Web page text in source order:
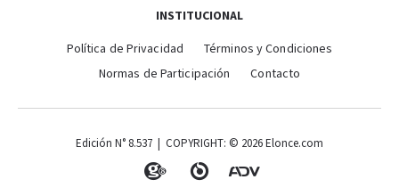
INSTITUCIONAL
Política de Privacidad
Términos y Condiciones
Normas de Participación
Contacto
Edición N° 8.537 | COPYRIGHT: © 2026 Elonce.com